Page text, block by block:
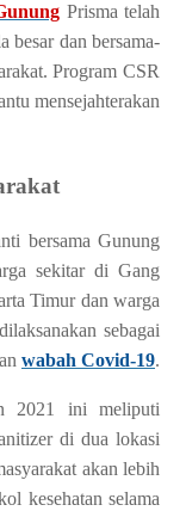
Prisma telah
besar dan bersama-
Program CSR
mensejahterakan
bersama Gunung
sekitar di Gang
Timur dan warga
sebagai
wabah Covid-19.
2021 ini meliputi
di dua lokasi
akan lebih
kesehatan selama